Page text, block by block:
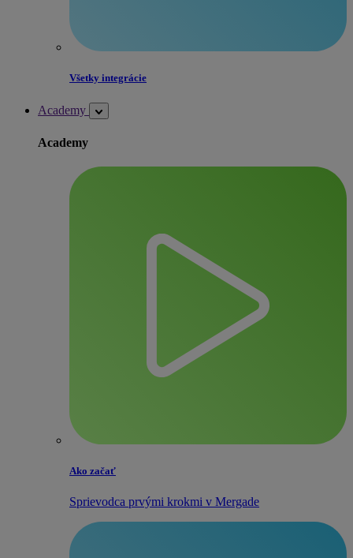
Všetky integrácie
Academy
Academy
Ako začať
Sprievodca prvými krokmi v Mergade